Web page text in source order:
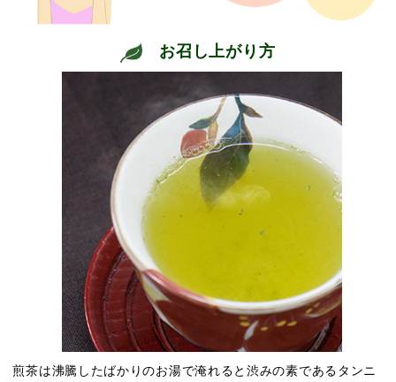
お召し上がり方
煎茶は沸騰したばかりのお湯で淹れると渋みの素であるタンニ